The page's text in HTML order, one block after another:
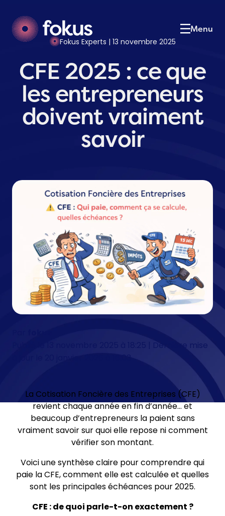
Menu
02Notre équipe
03Nos expertises
Nos services
05Actualités
Postulez
Contact
Contactez-nous
Fokus Experts | 13 novembre 2025
CFE 2025 : ce que
les entrepreneurs
doivent vraiment
savoir
Publié le 13 novembre 2025 à 18:25 | Dernière mise
La Cotisation Foncière des Entreprises (CFE)
revient chaque année en fin d’année… et
beaucoup d’entrepreneurs la paient sans
vraiment savoir sur quoi elle repose ni comment
vérifier son montant.
Voici une synthèse claire pour comprendre qui
paie la CFE, comment elle est calculée et quelles
sont les principales échéances pour 2025.
CFE : de quoi parle-t-on exactement ?